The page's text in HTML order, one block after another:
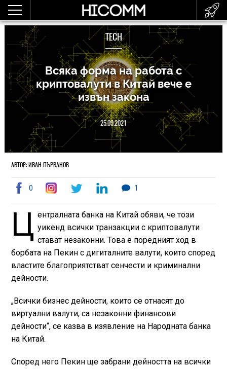
TECH
Всяка форма на работа с
криптовалути в Китай вече е
извън закона
25.09.2021
АВТОР: ИВАН ПЪРВАНОВ
0 1
Ц ентралната банка на Китай обяви, че този
уикенд всички транзакции с криптовалути
стават незаконни. Това е поредният ход в
борбата на Пекин с дигиталните валути, които според
властите благоприятстват сенчести и криминални
дейности.
„Всички бизнес дейности, които се отнасят до
виртуални валути, са незаконни финансови
дейности“, се казва в изявление на Народната банка
на Китай.
Според него Пекин ще забрани дейността на всички